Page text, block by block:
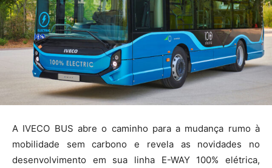
A IVECO BUS abre o caminho para a mudança rumo à
mobilidade sem carbono e revela as novidades no
desenvolvimento em sua linha E-WAY 100% elétrica,